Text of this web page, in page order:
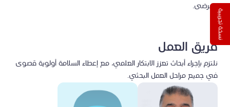
للمرضى.
فريق العمل
نلتزم بإجراء أبحاث تعزز الابتكار العلمي، مع إعطاء السلامة أولوية قصوى
في جميع مراحل العمل البحثي.
نسخة تجريبية